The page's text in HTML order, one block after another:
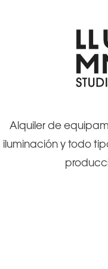
Alquiler de
iluminación y todo